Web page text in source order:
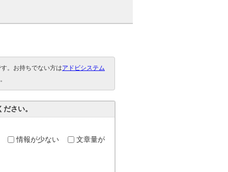
。お持ちでない方はアドビシステム
さい。
情報が少ない 文章量が